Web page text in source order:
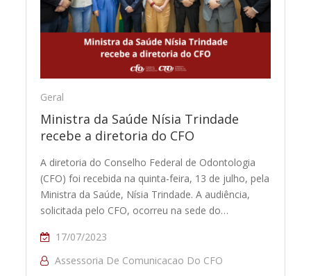
Geral
Ministra da Saúde Nísia Trindade
recebe a diretoria do CFO
A diretoria do Conselho Federal de Odontologia
(CFO) foi recebida na quinta-feira, 13 de julho, pela
Ministra da Saúde, Nísia Trindade. A audiência,
solicitada pelo CFO, ocorreu na sede do…
17/07/2023
Assessoria De Comunicacao Do CFO